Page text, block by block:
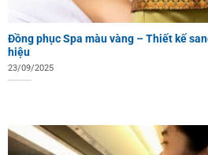
Đồng phục Spa màu vàng – Thiết kế
hiệu
23/09/2025